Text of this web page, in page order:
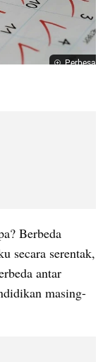
Perbesar
Berbeda
secara serentak,
antar
masing-